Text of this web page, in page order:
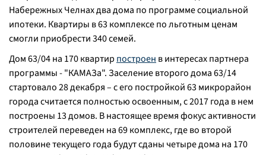
Набережных Челнах два дома по программе социальной
ипотеки. Квартиры в 63 комплексе по льготным ценам
смогли приобрести 340 семей.
Дом 63/04 на 170 квартир построен в интересах партнера
программы - "КАМАЗа". Заселение второго дома 63/14
стартовало 28 декабря – с его постройкой 63 микрорайон
города считается полностью освоенным, с 2017 года в нем
построены 13 домов. В настоящее время фокус активности
строителей переведен на 69 комплекс, где во второй
половине текущего года будут сданы четыре дома на 170